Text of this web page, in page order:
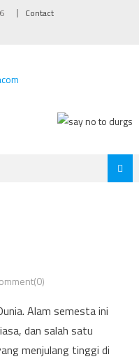
Contact
Alam semesta ini
dan salah satu
menjulang tinggi di